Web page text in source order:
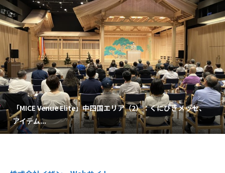
「MICE Venue Elite」中四国エリア（2）：くにびきメッセ、
アイテム...